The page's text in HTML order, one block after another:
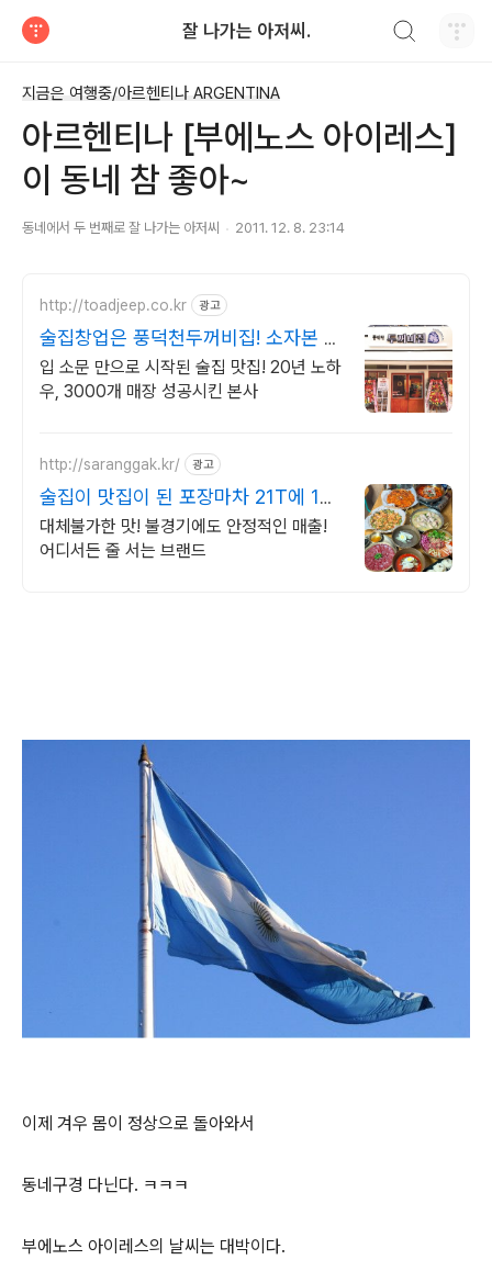
잘 나가는 아저씨.
지금은 여행중/아르헨티나 ARGENTINA
아르헨티나 [부에노스 아이레스]
이 동네 참 좋아~
동네에서 두 번째로 잘 나가는 아저씨 2011. 12. 8. 23:14
http://toadjeep.co.kr 광고
술집창업은 풍덕천두꺼비집! 소자본 창
업
입 소문 만으로 시작된 술집 맛집! 20년 노하
우, 3000개 매장 성공시킨 본사
http://saranggak.kr/ 광고
술집이 맛집이 된 포장마차 21T에 14
일만에 7천매출
대체불가한 맛! 불경기에도 안정적인 매출!
어디서든 줄 서는 브랜드
이제 겨우 몸이 정상으로 돌아와서
동네구경 다닌다. ㅋㅋㅋ
부에노스 아이레스의 날씨는 대박이다.